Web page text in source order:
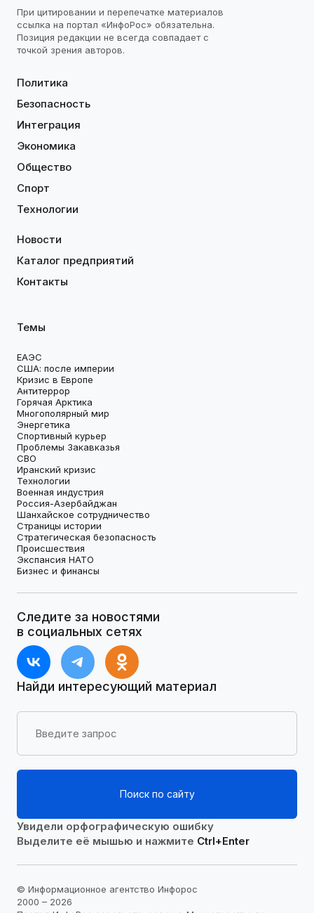
При цитировании и перепечатке материалов
ссылка на портал «ИнфоРос» обязательна.
Позиция редакции не всегда совпадает с
точкой зрения авторов.
Политика
Безопасность
Интеграция
Экономика
Общество
Спорт
Технологии
Новости
Каталог предприятий
Контакты
Темы
ЕАЭС
США: после империи
Кризис в Европе
Антитеррор
Горячая Арктика
Многополярный мир
Энергетика
Спортивный курьер
Проблемы Закавказья
СВО
Иранский кризис
Технологии
Военная индустрия
Россия-Азербайджан
Шанхайское сотрудничество
Страницы истории
Стратегическая безопасность
Происшествия
Экспансия НАТО
Бизнес и финансы
Следите за новостями
в социальных сетях
Найди интересующий материал
Поиск по сайту
Увидели орфографическую ошибку
Выделите её мышью и нажмите Ctrl+Enter
© Информационное агентство Инфорос
2000 – 2026